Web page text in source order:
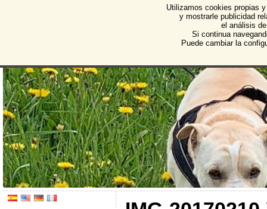
Protectora de Animales
Asociación Protectora de Animales y Plantas de
Utilizamos cookies propias
y mostrarle publicidad
el análisis
Si continua
Puede cambiar la